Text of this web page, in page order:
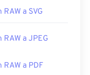
RAW a SVG
RAW a JPEG
RAW a PDF